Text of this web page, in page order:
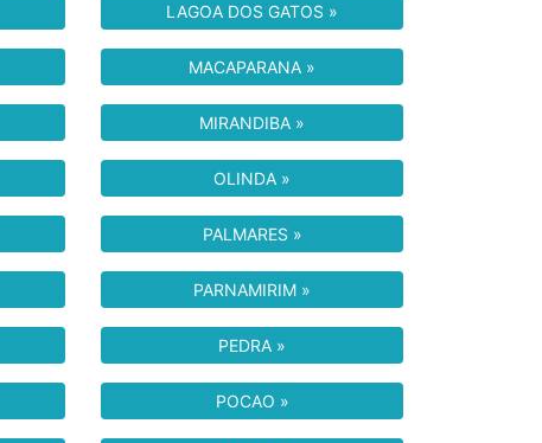
LAGOA DOS GATOS »
MACAPARANA »
MIRANDIBA »
OLINDA »
PALMARES »
PARNAMIRIM »
PEDRA »
POCAO »